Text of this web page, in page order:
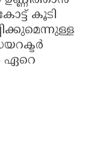
കൂടി
ഏറെ